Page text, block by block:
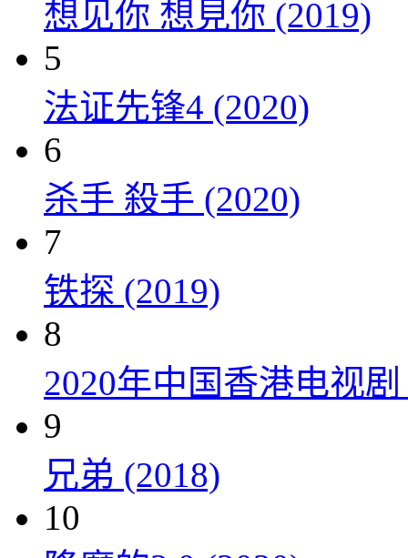
想见你 想見你 (2019)
5
法证先锋4 (2020)
6
杀手 殺手 (2020)
7
铁探 (2019)
8
2020年中国香港电视
9
兄弟 (2018)
10